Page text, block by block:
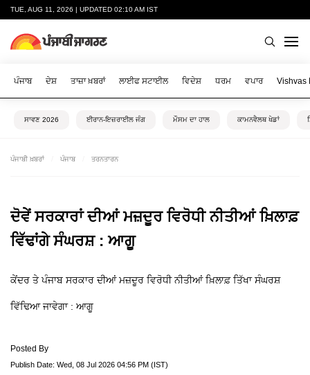
TUE, AUG 11, 2026 | UPDATED 02:10 AM IST
ਪੰਜਾਬ ਦੇਸ਼ ਤਾਜ਼ਾ ਖ਼ਬਰਾਂ ਲਾਈਫ ਸਟਾਈਲ ਵਿਦੇਸ਼ ਧਰਮ ਵਪਾਰ Vishvas
ਸਾਵਣ 2026 ਈਰਾਨ-ਇਜ਼ਰਾਈਲ ਜੰਗ ਮੌਸਮ ਦਾ ਹਾਲ ਕਾਮਨਵੈਲਥ ਖੇਡਾਂ
ਪੰਜਾਬੀ ਖ਼ਬਰਾਂ ਪੰਜਾਬ ਤਰਨਤਾਰਨ
ਦੋਵੇਂ ਸਰਕਾਰਾਂ ਦੀਆਂ ਮਜ਼ਦੂਰ ਵਿਰੋਧੀ ਨੀਤੀਆਂ ਖ਼ਿਲਾਫ਼
ਵਿੱਢਾਂਗੇ ਸੰਘਰਸ਼ : ਆਗੂ
ਕੇਂਦਰ ਤੇ ਪੰਜਾਬ ਸਰਕਾਰ ਦੀਆਂ ਮਜ਼ਦੂਰ ਵਿਰੋਧੀ ਨੀਤੀਆਂ ਖ਼ਿਲਾਫ਼ ਤਿੱਖਾ ਸੰਘਰਸ਼
ਵਿੱਢਿਆ ਜਾਵੇਗਾ : ਆਗੂ
Posted By
Publish Date: Wed, 08 Jul 2026 04:56 PM (IST)